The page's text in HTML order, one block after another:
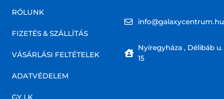
RÓLUNK
FIZETÉS & SZÁLLÍTÁS
VÁSÁRLÁSI FELTÉTELEK
ADATVÉDELEM
GY.I.K
info@galaxycentrum.hu
Nyíregyháza , Délibáb u.
15